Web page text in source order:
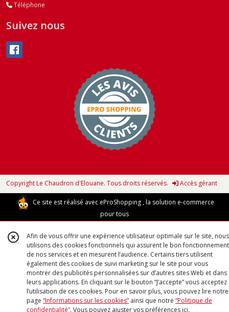
Téléphone
Suivez nous
Copyright Le Chaudron d'Elouane. Tous droits réservés. Accès gérant
Ce site est réalisé avec eProShopping , la solution e-commerce
pour tous
Afin de vous offrir une expérience utilisateur optimale sur le site, nous
utilisons des cookies fonctionnels qui assurent le bon fonctionnement
de nos services et en mesurent l’audience. Certains tiers utilisent
également des cookies de suivi marketing sur le site pour vous
montrer des publicités personnalisées sur d’autres sites Web et dans
leurs applications. En cliquant sur le bouton “J’accepte” vous acceptez
l’utilisation de ces cookies. Pour en savoir plus, vous pouvez lire notre
page “Informations sur les cookies” ainsi que notre “Politique de
confidentialité“. Vous pouvez ajuster vos préférences ici.